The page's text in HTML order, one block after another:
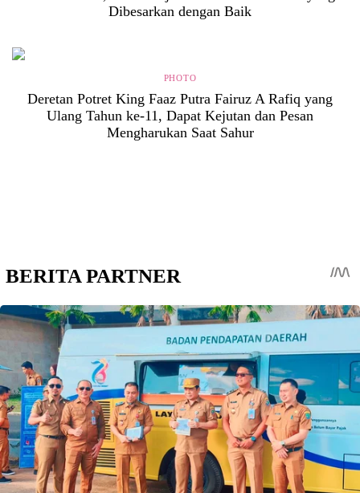
Dibesarkan dengan Baik
PHOTO
Deretan Potret King Faaz Putra Fairuz A Rafiq yang
Ulang Tahun ke-11, Dapat Kejutan dan Pesan
Mengharukan Saat Sahur